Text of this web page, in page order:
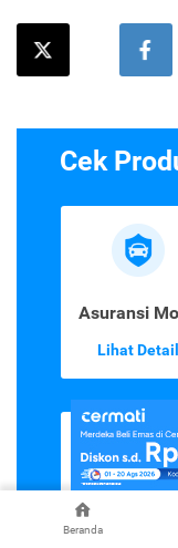
Beranda
Cek
Asuransi
Lihat Detail
Perjalanan